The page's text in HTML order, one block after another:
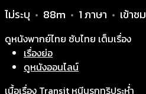
ไม่ระบุ • 88m • 1 ภาษา • เข้าชม
ดูหนังพากย์ไทย ซับไทย เต็มเรื่อง
เรื่องย่อ
ดูหนังออนไลน์
เนื้อเรื่อง Transit หนีนรกทริประห่ำ